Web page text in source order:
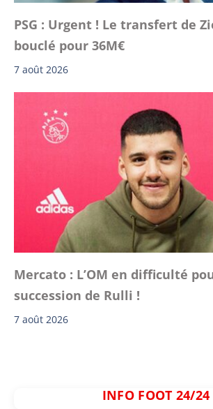
PSG : Urgent ! Le transfert de
bouclé pour 36M€
7 août 2026
Mercato : L’OM en difficulté
succession de Rulli !
7 août 2026
INFO FOOT 24/24